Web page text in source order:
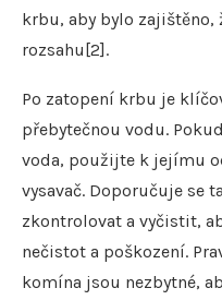
krbu, aby bylo zajištěno,
rozsahu[2].
Po zatopení krbu je
přebytečnou vodu.
voda, použijte k jejímu
vysavač. Doporučuje se
zkontrolovat a vyčistit,
nečistot a poškození.
komína jsou nezbytné,